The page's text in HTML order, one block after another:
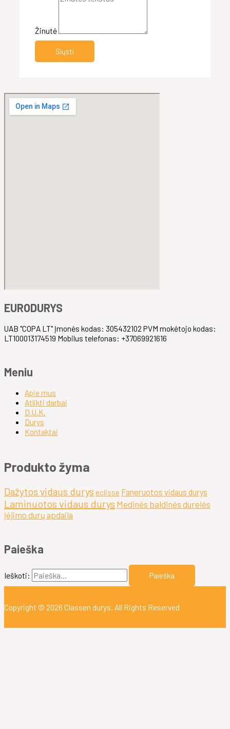
Žinutė
Siųsti
EURODURYS
UAB "COPA LT" Įmonės kodas: 305432102 PVM mokėtojo kodas:
LT100013174519 Mobilus telefonas: +37069921616
Meniu
Apie mus
Atlikti darbai
D.U.K.
Durys
Kontaktai
Produkto žyma
Dažytos vidaus durys eclisse Faneruotos vidaus durys
Laminuotos vidaus durys Medinės baldinės durelės
Įėjimo durų apdaila
Paieška
Ieškoti:
Copyright © 2026 Classen durys. All Rights Reserved